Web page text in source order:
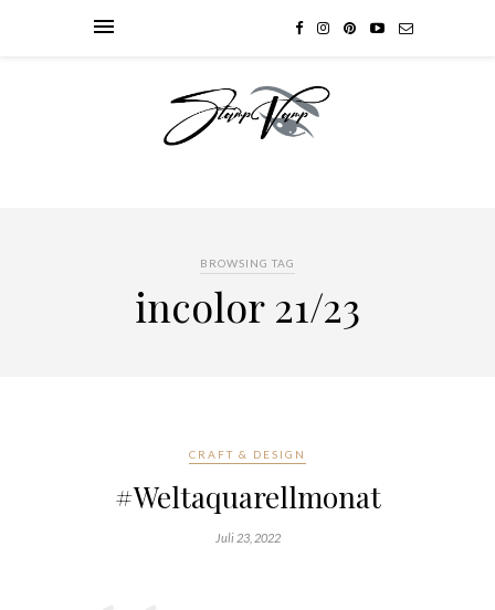
BROWSING TAG
incolor 21/23
CRAFT & DESIGN
#Weltaquarellmonat
Juli 23, 2022